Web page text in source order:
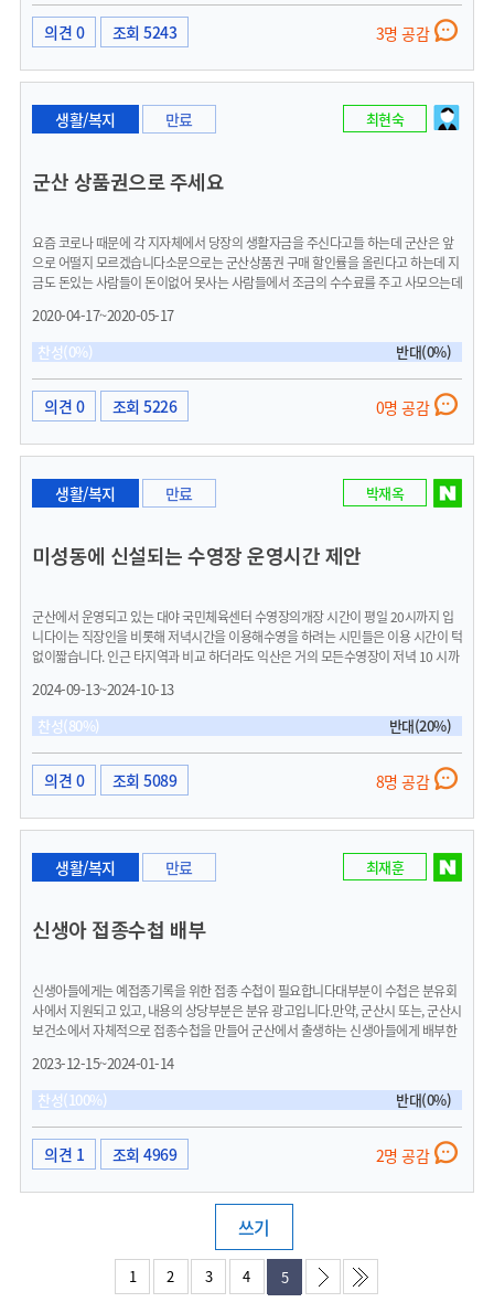
의견 0 조회 5243 3명 공감
생활/복지 만료 최현숙
군산 상품권으로 주세요
​요즘 코로나 때문에 각 지자체에서 당장의 생활자금을 주신다고들 하는데 군산은 앞
으로 어떨지 모르겠습니다소문으로는 군산상품권 구매 할인률을 올린다고 하는데 지
금도 돈있는 사람들이 돈이없어 못사는 사람들에서 조금의 수수료를 주고 사모으는데
예산으로 1~2만원도 좋으니 골고루 사용하도록 상품권으로 직접 모두에게 주심이 어
떨런지요그리하면 그돈은 바로 사용하게 되고 군산 경기에도 도움이 될것 같아서요
2020-04-17~2020-05-17
찬성(0%)
반대(0%)
의견 0 조회 5226 0명 공감
생활/복지 만료 박재옥
미성동에 신설되는 수영장 운영시간 제안
군산에서 운영되고 있는 대야 국민체육센터 수영장의개장 시간이 평일 20시까지 입
니다이는 직장인을 비롯해 저녁시간을 이용해수영을 하려는 시민들은 이용 시간이 턱
없이짧습니다. 인근 타지역과 비교 하더라도 익산은 거의 모든수영장이 저녁 10 시까
은 월명 수영장도 폐장되어 더욱 이용하기 어려운 실정입니다새로 생기는 미성동 수
영장은 저녁 10시까지 운영해 주실것을제안 하며 아울러 신설 수영장이 운영되기 전
까지 대야 수영장을 10시까지 연장 운영해주실것을 제안합니다타지역과 비교해 상대
적으로 수영장 수도 부족할 뿐더러 운영시간도 짧아 시민들의 불편을 개선해 주실것
을 요청합니다.
2024-09-13~2024-10-13
찬성(80%)
반대(20%)
의견 0 조회 5089 8명 공감
생활/복지 만료 최재훈
신생아 접종수첩 배부
신생아들에게는 예접종기록을 위한 접종 수첩이 필요합니다대부분이 수첩은 분유회
사에서 지원되고 있고, 내용의 상당부분은 분유 광고입니다.만약, 군산시 또는, 군산시
보건소에서 자체적으로 접종수첩을 만들어 군산에서 출생하는 신생아들에게 배부한
달지원서비스' 같은 정책 뿐만아니라 예방접종 및 영유아건강검진을 시행하는 지역
소아청소년과 의원 등의 안내 사항을 알릴 수도 있고,또한 수첩을 통해 군산 출신임을
잊지 않게 할 수 있는 효과도 기대할 수 있겠습니다.
2023-12-15~2024-01-14
찬성(100%)
반대(0%)
의견 1 조회 4969 2명 공감
1 2 3 4 5
쓰기